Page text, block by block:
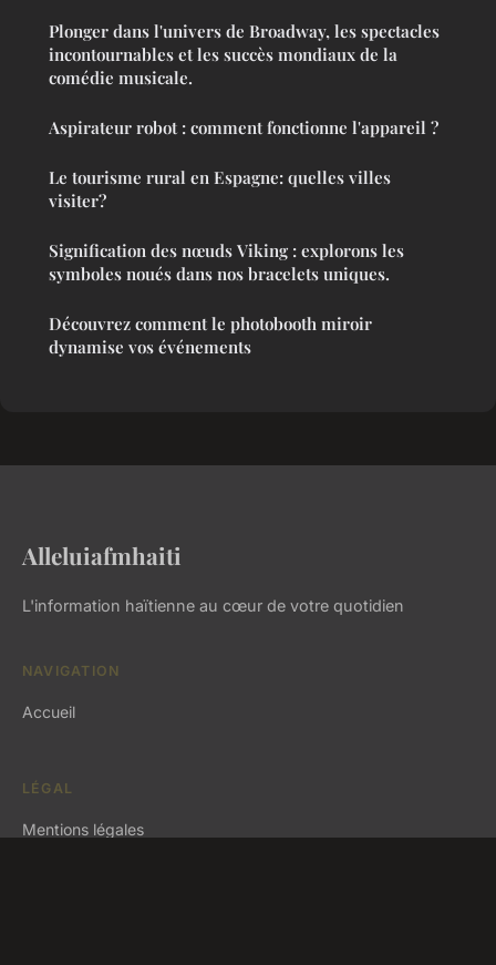
Plonger dans l'univers de Broadway, les spectacles
incontournables et les succès mondiaux de la
comédie musicale.
Aspirateur robot : comment fonctionne l'appareil ?
Le tourisme rural en Espagne: quelles villes
visiter?
Signification des nœuds Viking : explorons les
symboles noués dans nos bracelets uniques.
Découvrez comment le photobooth miroir
dynamise vos événements
Alleluiafmhaiti
L'information haïtienne au cœur de votre quotidien
NAVIGATION
Accueil
LÉGAL
Mentions légales